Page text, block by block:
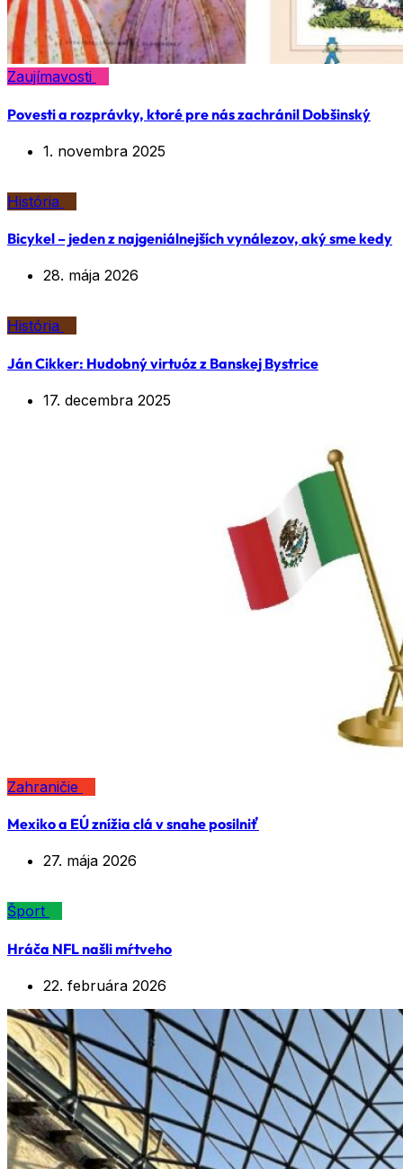
Zaujímavosti
Povesti a rozprávky, ktoré pre nás zachránil Dobšinský
1. novembra 2025
História
Bicykel – jeden z najgeniálnejších vynálezov, aký sme kedy
28. mája 2026
História
Ján Cikker: Hudobný virtuóz z Banskej Bystrice
17. decembra 2025
Zahraničie
Mexiko a EÚ znížia clá v snahe posilniť
27. mája 2026
Šport
Hráča NFL našli mŕtveho
22. februára 2026